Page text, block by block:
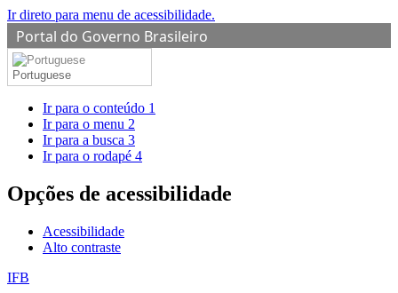
Ir direto para menu de acessibilidade.
Portal do Governo Brasileiro
Portuguese
Ir para o conteúdo 1
Ir para o menu 2
Ir para a busca 3
Ir para o rodapé 4
Opções de acessibilidade
Acessibilidade
Alto contraste
IFB